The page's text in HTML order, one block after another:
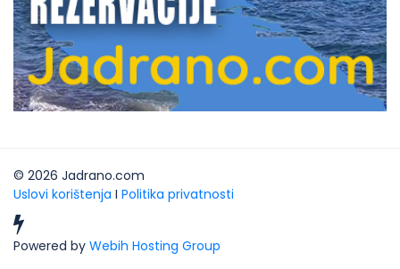
© 2026 Jadrano.com
Uslovi korištenja I Politika privatnosti

Powered by Webih Hosting Group